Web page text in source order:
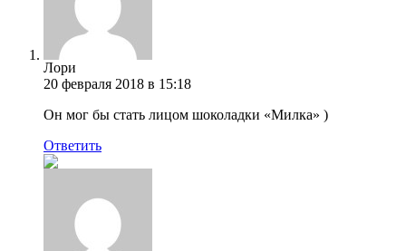
Лори
20 февраля 2018 в 15:18
Он мог бы стать лицом шоколадки «Милка» )
Ответить